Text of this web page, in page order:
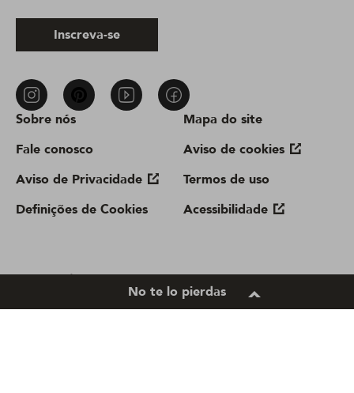
Sobre nós
Fale conosco
Aviso de Privacidade
Definições de Cookies
Mapa do site
Aviso de cookies
Termos de uso
Acessibilidade
Location
Inscreva-se
No te lo pierdas